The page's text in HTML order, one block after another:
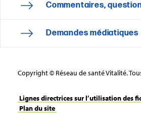
Commentaires,
Demandes médiatiques
Copyright © Réseau de santé Vitalité.
Lignes directrices sur l’utilisation des
Plan du site